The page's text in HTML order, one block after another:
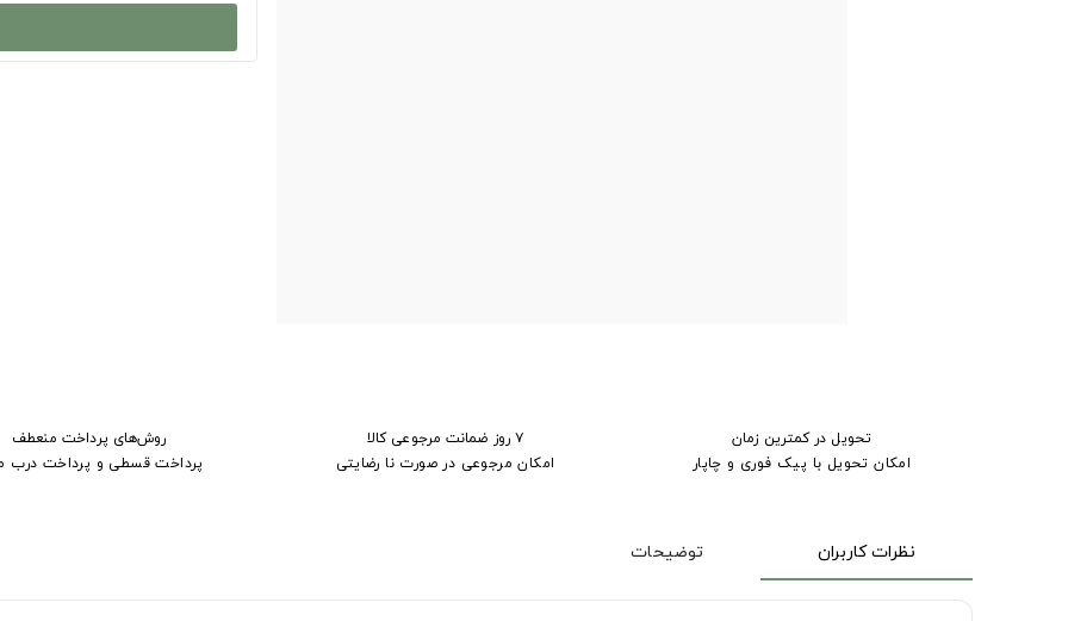
تحویل در کمترین زمان
امکان تحویل با پیک فوری و چاپار
۷ روز ضمانت مرجوعی کالا
امکان مرجوعی در صورت نا رضایتی
روش‌های پرداخت منعطف
پرداخت قسطی و پرداخت درب
نظرات کاربران توضیحات